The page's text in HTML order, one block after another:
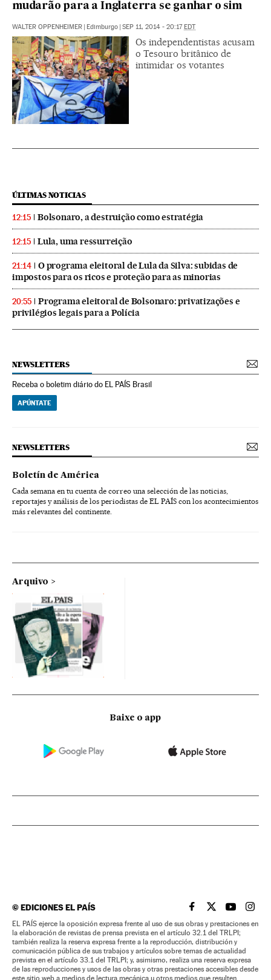
mudarão para a Inglaterra se ganhar o sim
WALTER OPPENHEIMER | Edimburgo | SEP 11, 2014 - 20:17EDT
Os independentistas acusam
o Tesouro britânico de
intimidar os votantes
ÚLTIMAS NOTICIAS
12:15 Bolsonaro, a destruição como estratégia
12:15 Lula, uma ressurreição
21:14
O programa eleitoral de Lula da Silva: subidas de
impostos para os ricos e proteção para as minorias
20:55
Programa eleitoral de Bolsonaro: privatizações e
privilégios legais para a Polícia
NEWSLETTERS
Receba o boletim diário do EL PAÍS Brasil
APÚNTATE
NEWSLETTERS
Boletín de América
Cada semana en tu cuenta de correo una selección de las noticias,
reportajes y análisis de los periodistas de EL PAÍS con los acontecimientos
más relevantes del continente.
Arquivo
Baixe o app
©EDICIONES EL PAÍS EL PAÍS BRASIL EN
EL PAÍSEL PAÍS
EL
EL PAÍS ejerce la oposición expresa frente al uso de sus obras y prestaciones en
la elaboración de revistas de prensa prevista en el artículo 32.1 del TRLPI;
también realiza la reserva expresa frente a la reproducción, distribución y
comunicación pública de sus trabajos y artículos sobre temas de actualidad
prevista en el artículo 33.1 del TRLPI; y, asimismo, realiza una reserva expresa
de las reproducciones y usos de las obras y otras prestaciones accesibles desde